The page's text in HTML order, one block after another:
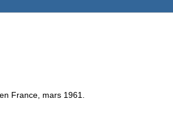
France, mars 1961.